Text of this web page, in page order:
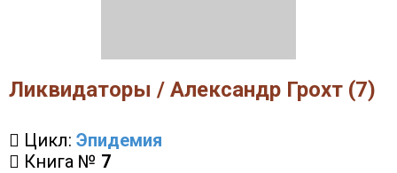
Ликвидаторы / Александр Грохт (7)
Цикл: Эпидемия
Книга № 7